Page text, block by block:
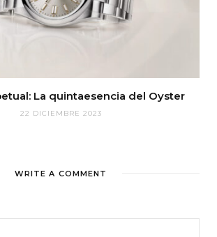
La quintaesencia del Oyster
22 DICIEMBRE 2023
WRITE A COMMENT